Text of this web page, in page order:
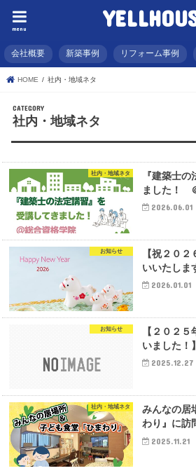
menu
会社概要 新築事例 リフォーム事例
HOME 社内・地域ネタ
社内・地域ネタ
社内・地域ネタ
『建築士
ました！
2026.06.01
お知らせ
【祝２０
いいたしま
2026.01.01
お知らせ
【２０２
いました！
2025.12.27
社内・地域ネタ
みんなの居
わり』に訪
2025.11.21